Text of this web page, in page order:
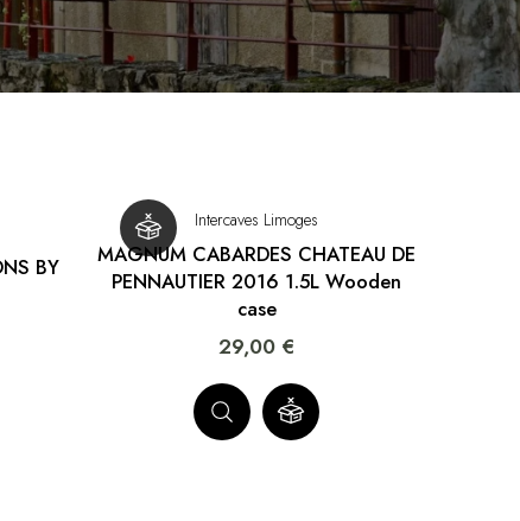
BY
Intercaves Limoges
MAGNUM CABARDES CHATEAU DE
PENNAUTIER 2016 1.5L Wooden
case
29,00 €